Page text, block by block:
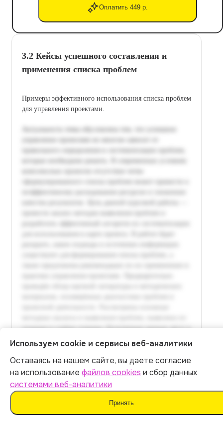
Оплатить 449 р.
3.2 Кейсы успешного составления и
применения списка проблем
Примеры эффективного использования списка проблем
для управления проектами.
Итог:449р.
Оплатить
Используем cookie и сервисы веб-аналитики
Оставаясь на нашем сайте, вы даете согласие
на использование файлов cookies и сбор данных
системами веб-аналитики
Принять